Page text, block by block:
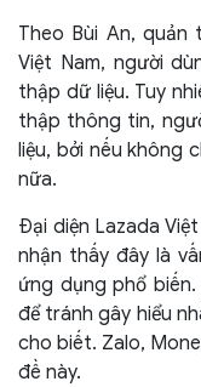
Theo Bùi An,
Việt Nam, người
thập dữ liệu. Tuy
thập thông tin,
liệu, bởi nếu không
nữa.
Đại diện Lazada
nhận thấy đây là
ứng dụng phổ
để tránh gây hiểu
cho biết. Zalo,
đề này.